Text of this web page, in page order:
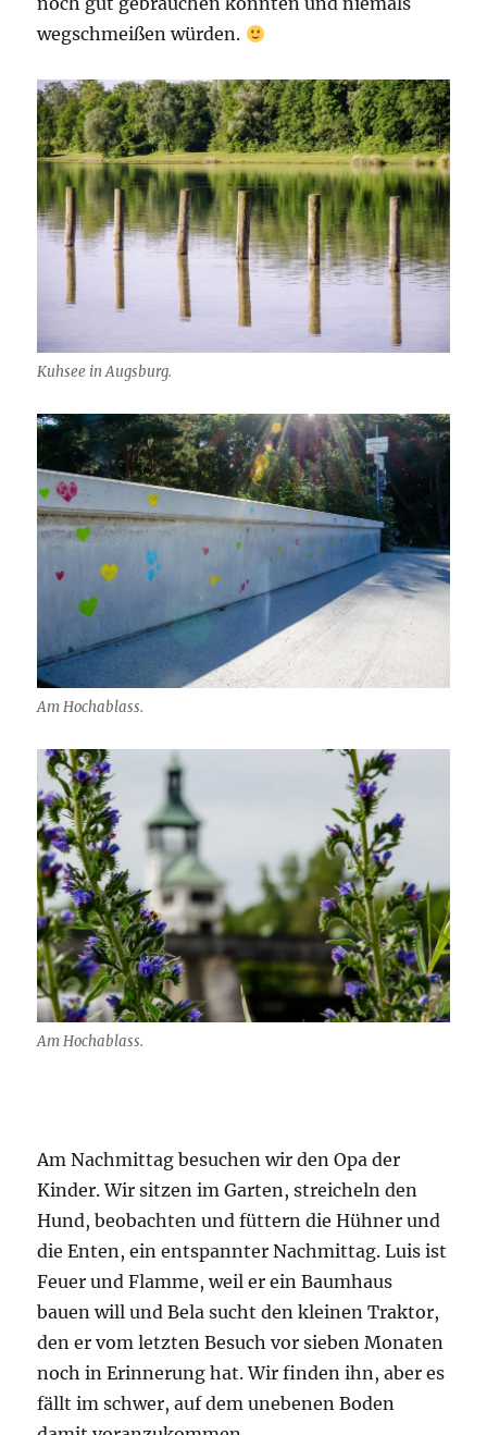
wegschmeißen würden.
Kuhsee in Augsburg.
Am Hochablass.
Am Hochablass.
Am Nachmittag besuchen wir den Opa der
Kinder. Wir sitzen im Garten, streicheln den
Hund, beobachten und füttern die Hühner und
die Enten, ein entspannter Nachmittag. Luis ist
Feuer und Flamme, weil er ein Baumhaus
bauen will und Bela sucht den kleinen Traktor,
den er vom letzten Besuch vor sieben Monaten
noch in Erinnerung hat. Wir finden ihn, aber es
fällt im schwer, auf dem unebenen Boden